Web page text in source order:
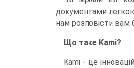
документами
нам розповісти вам
Що таке Kami?
Kami - це